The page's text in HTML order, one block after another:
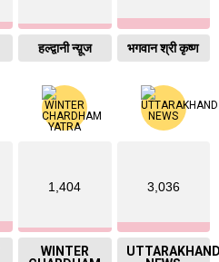
हल्द्वानी न्य़ूज भगवान श्री कृष्ण
1,404
WINTER
3,036